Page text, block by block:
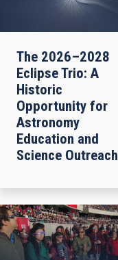
The 2026–2028
Eclipse Trio: A
Historic
Opportunity for
Astronomy
Education and
Science Outreach